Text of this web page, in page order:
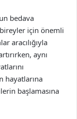
bedava
için önemli
aracılığıyla
aynı
hayatlarına
başlamasına